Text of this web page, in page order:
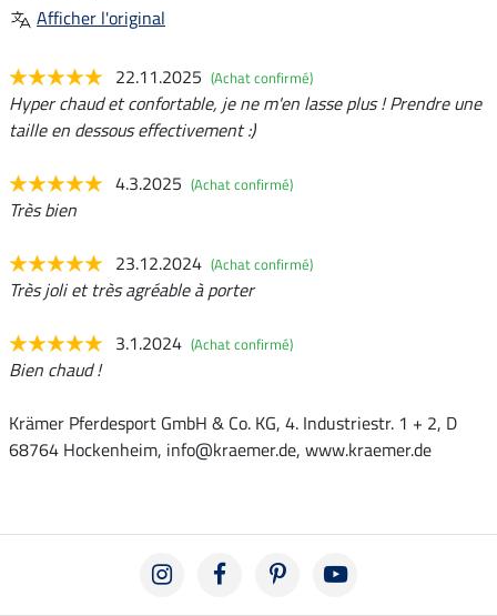
Afficher l'original
22.11.2025 (Achat confirmé)
Hyper chaud et confortable, je ne m'en lasse plus ! Prendre une
taille en dessous effectivement :)
4.3.2025 (Achat confirmé)
Très bien
23.12.2024 (Achat confirmé)
Très joli et très agréable à porter
3.1.2024 (Achat confirmé)
Bien chaud !
Krämer Pferdesport GmbH & Co. KG, 4. Industriestr. 1 + 2, D
68764 Hockenheim, info@kraemer.de, www.kraemer.de